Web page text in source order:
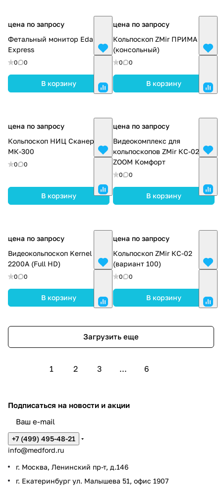
цена по запросу
Фетальный монитор Edan F9
Express
0 0
В корзину
цена по запросу
Кольпоскоп ZMir ПРИМА К
(консольный)
0 0
В корзину
цена по запросу
Кольпоскоп НИЦ Сканер
МК-300
0 0
В корзину
цена по запросу
Видеокомплекс для
кольпоскопов ZMir КС-02
ZOOM Комфорт
0 0
В корзину
цена по запросу
Видеокольпоскоп Kernel
2200A (Full HD)
0 0
В корзину
цена по запросу
Кольпоскоп ZMir КС-02
(вариант 100)
0 0
В корзину
Загрузить еще
1 2 3 ... 6
Подписаться на новости и акции
+7 (499) 495-48-21
info@medford.ru
г. Москва, Ленинский пр-т, д.146
г. Екатеринбург ул. Малышева 51, офис 1907